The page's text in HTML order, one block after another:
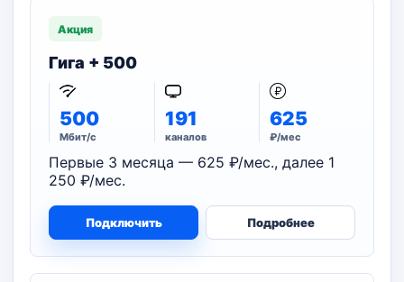
Акция
Гига + 500
500
Мбит/с
191
каналов
625
₽/мес
Первые 3 месяца — 625 ₽/мес., далее 1
250 ₽/мес.
Подключить Подробнее